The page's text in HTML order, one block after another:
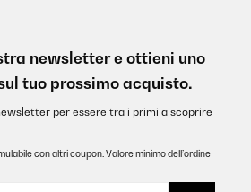
newsletter e ottieni uno
tuo prossimo acquisto.
per essere tra i primi a scoprire
con altri coupon. Valore minimo dell’ordine